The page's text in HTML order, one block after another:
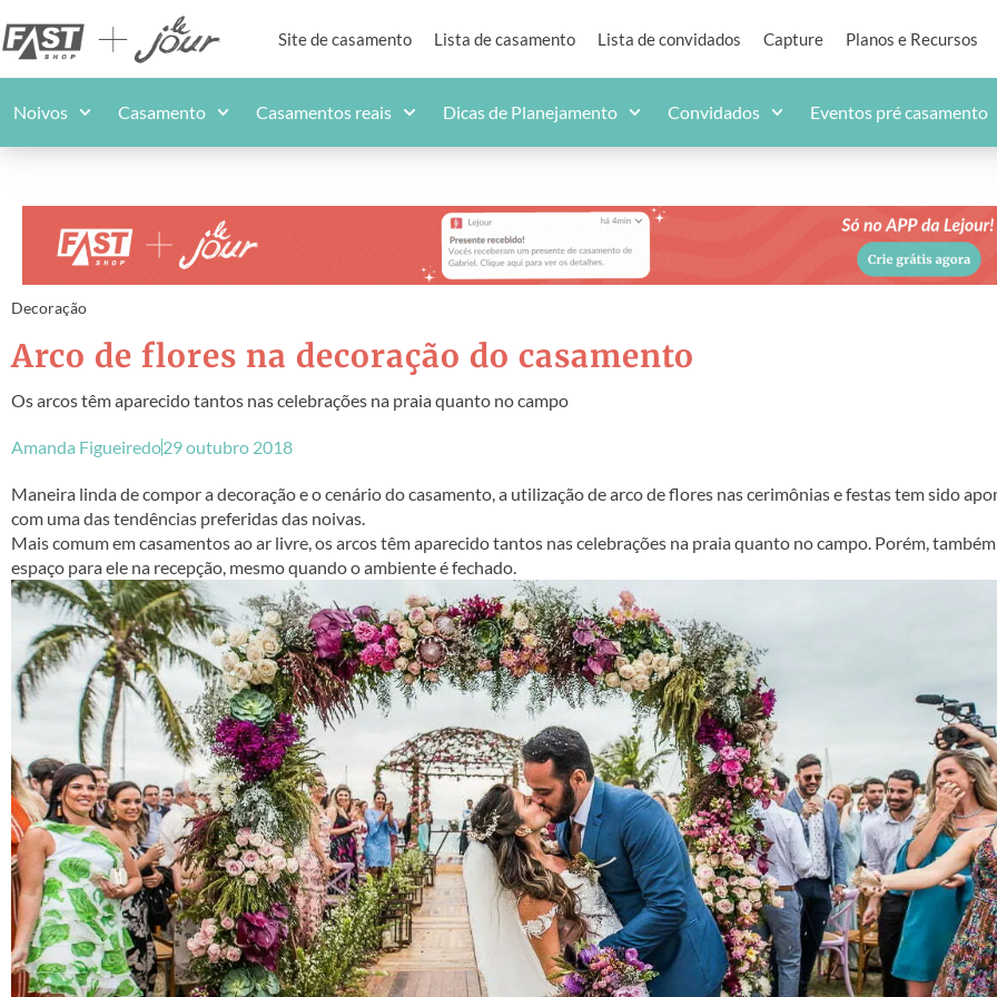
Site de casamento Lista de casamento Lista de convidados Capture Planos e Recursos
Noivos Casamento Casamentos reais Dicas de Planejamento Convidados Eventos pré casamento
Decoração
Arco de flores na decoração do casamento
Os arcos têm aparecido tantos nas celebrações na praia quanto no campo
Amanda Figueiredo29 outubro 2018
Maneira linda de compor a decoração e o cenário do casamento, a utilização de arco de flores nas cerimônias e festas tem sido
com uma das tendências preferidas das noivas.
Mais comum em casamentos ao ar livre, os arcos têm aparecido tantos nas celebrações na praia quanto no campo. Porém,
espaço para ele na recepção, mesmo quando o ambiente é fechado.